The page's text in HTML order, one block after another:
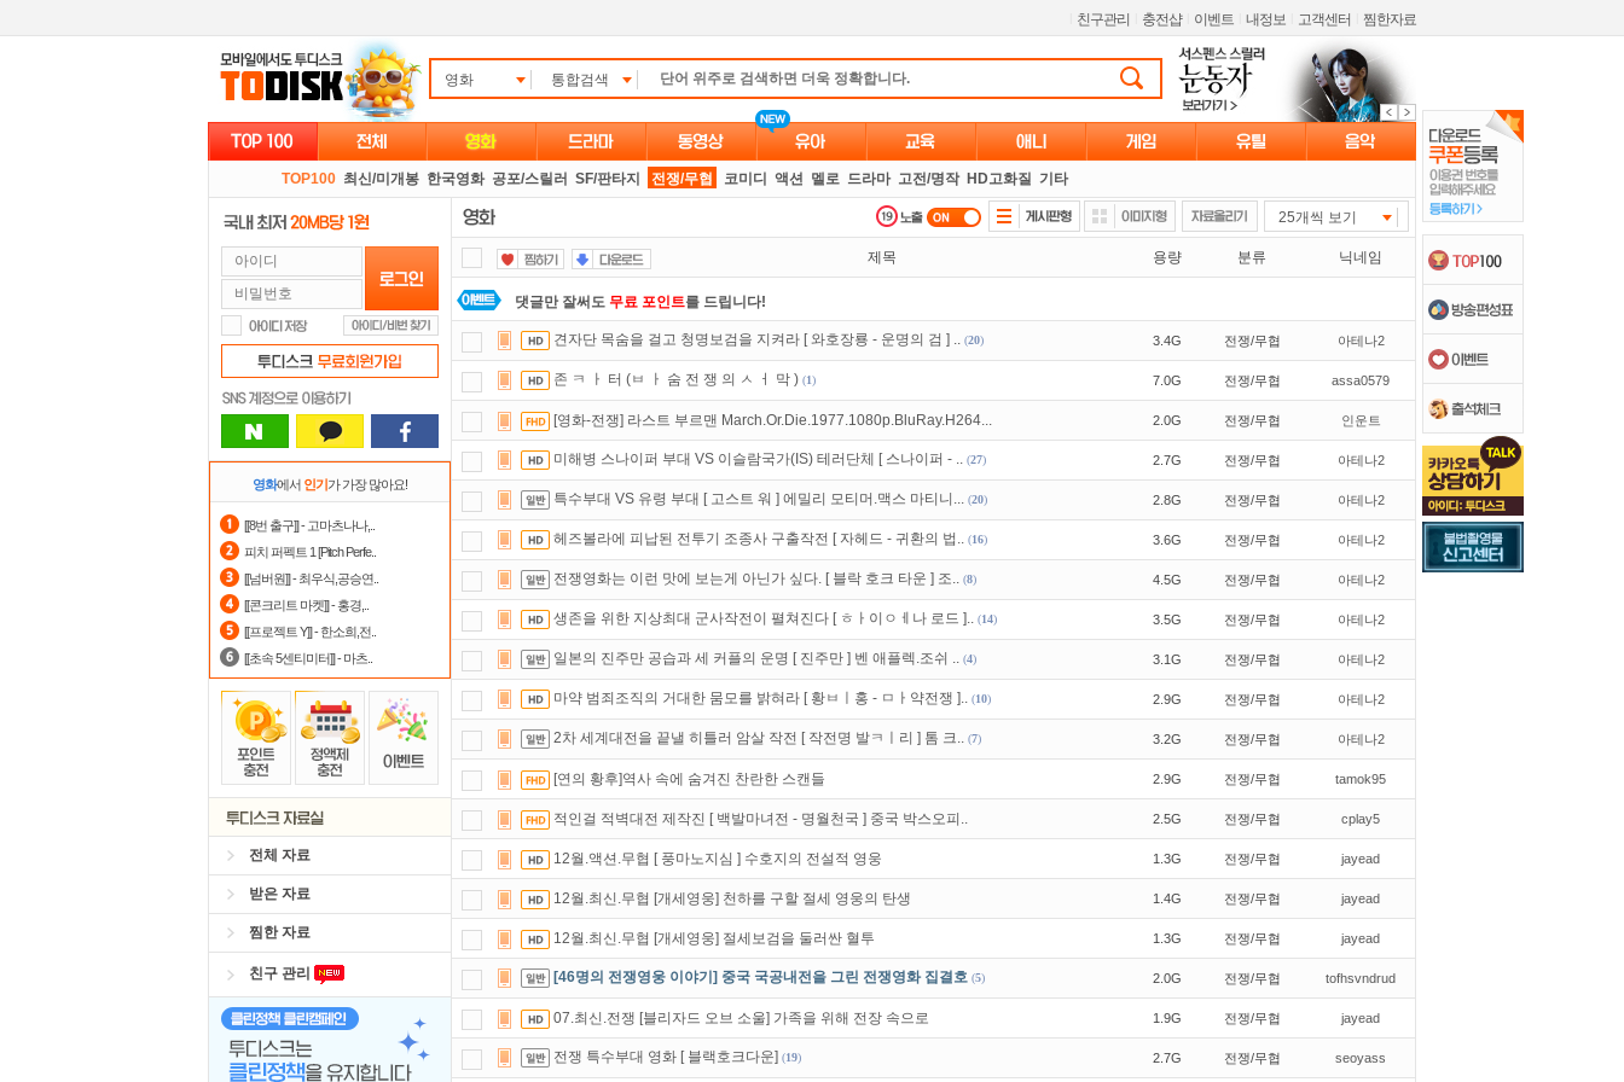
친구관리 충전샵 이벤트 내정보 고객센터 찜한자료
영화 통합검색
TOP100 최신/미개봉 한국영화 공포/스릴러 SF/판타지 전쟁/무협 코미디 액션 멜로 드라마 고전/명작 HD고화질 기타
영화에서 인기가 가장 많아요!
[[8번 출구]] - 고마츠나나,..
피치 퍼펙트 1 [Pitch Perfe..
[[넘버원]] - 최우식,공승연..
[[콘크리트 마켓]] - 홍경,..
[[프로젝트 Y]] - 한소희,전..
[[초속 5센티미터]] - 마츠..
전체 자료
받은 자료
찜한 자료
친구 관리
25개씩 보기
제목 용량 분류 닉네임
댓글만 잘써도 무료 포인트를 드립니다!
출석체크이벤트!매일매일출석체크!
숨어있는 카드 마일리지 조회하고 100% 무료충전!
스마트TV 로 투디스크 영화,드라마,예능
요즘 뭐가 재밌지?고민되면 눌러봐!투스토리~
포인트할인쿠폰 사용방법안내
자녀보호기능으로 가족과 함께 투디스크를 이용하세요~
정액제
견자단 목숨을 걸고 청명보검을 지켜라 [ 와호장룡 - 운명의 검 ] .. (20) 3.4G 전쟁/무협 아테나2
존 ㅋ ㅏ 터 (ㅂ ㅏ 숨 전 쟁 의 ㅅ ㅓ 막 ) (1) 7.0G 전쟁/무협 assa0579
[영화-전쟁] 라스트 부르맨 March.Or.Die.1977.1080p.BluRay.H264... 2.0G 전쟁/무협 인운트
미해병 스나이퍼 부대 VS 이슬람국가(IS) 테러단체 [ 스나이퍼 - .. (27) 2.7G 전쟁/무협 아테나2
특수부대 VS 유령 부대 [ 고스트 워 ] 에밀리 모티머.맥스 마티니... (20) 2.8G 전쟁/무협 아테나2
헤즈볼라에 피납된 전투기 조종사 구출작전 [ 자헤드 - 귀환의 법.. (16) 3.6G 전쟁/무협 아테나2
전쟁영화는 이런 맛에 보는게 아닌가 싶다. [ 블락 호크 타운 ] 조.. (8) 4.5G 전쟁/무협 아테나2
생존을 위한 지상최대 군사작전이 펼쳐진다 [ ㅎㅏ이ㅇㅔ나 로드 ].. (14) 3.5G 전쟁/무협 아테나2
일본의 진주만 공습과 세 커플의 운명 [ 진주만 ] 벤 애플렉.조쉬 .. (4) 3.1G 전쟁/무협 아테나2
마약 범죄조직의 거대한 뭄모를 밝혀라 [ 황ㅂㅣ홍 - ㅁㅏ약전쟁 ].. (10) 2.9G 전쟁/무협 아테나2
2차 세계대전을 끝낼 히틀러 암살 작전 [ 작전명 발ㅋㅣ리 ] 톰 크.. (7) 3.2G 전쟁/무협 아테나2
[연의 황후]역사 속에 숨겨진 찬란한 스캔들 2.9G 전쟁/무협 tamok95
적인걸 적벽대전 제작진 [ 백발마녀전 - 명월천국 ] 중국 박스오피.. 2.5G 전쟁/무협 cplay5
12월.액션.무협 [ 풍마노지심 ] 수호지의 전설적 영웅 1.3G 전쟁/무협 jayead
12월.최신.무협 [개세영웅] 천하를 구할 절세 영웅의 탄생 1.4G 전쟁/무협 jayead
12월.최신.무협 [개세영웅] 절세보검을 둘러싼 혈투 1.3G 전쟁/무협 jayead
[46명의 전쟁영웅 이야기] 중국 국공내전을 그린 전쟁영화 집결호 (5) 2.0G 전쟁/무협 tofhsvndrud
07.최신.전쟁 [블리자드 오브 소울] 가족을 위해 전장 속으로 1.9G 전쟁/무협 jayead
전쟁 특수부대 영화 [ 블랙호크다운] (19) 2.7G 전쟁/무협 seoyass